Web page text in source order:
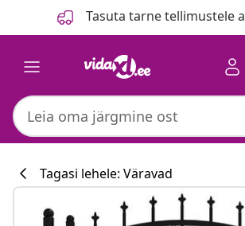
Tasuta tarne tellimustele
Tagasi lehele: Väravad